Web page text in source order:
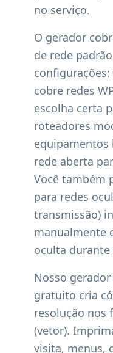
no serviço.
O gerador
de rede
cobre redes
escolha certa
roteadores
equipamentos
rede aberta
Você também
para redes
transmissão)
manualmente
oculta durante
Nosso gerador
gratuito cria
resolução nos
(vetor).
visita, menus,